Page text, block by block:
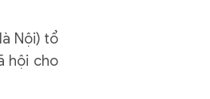
Nội) tổ
hội cho